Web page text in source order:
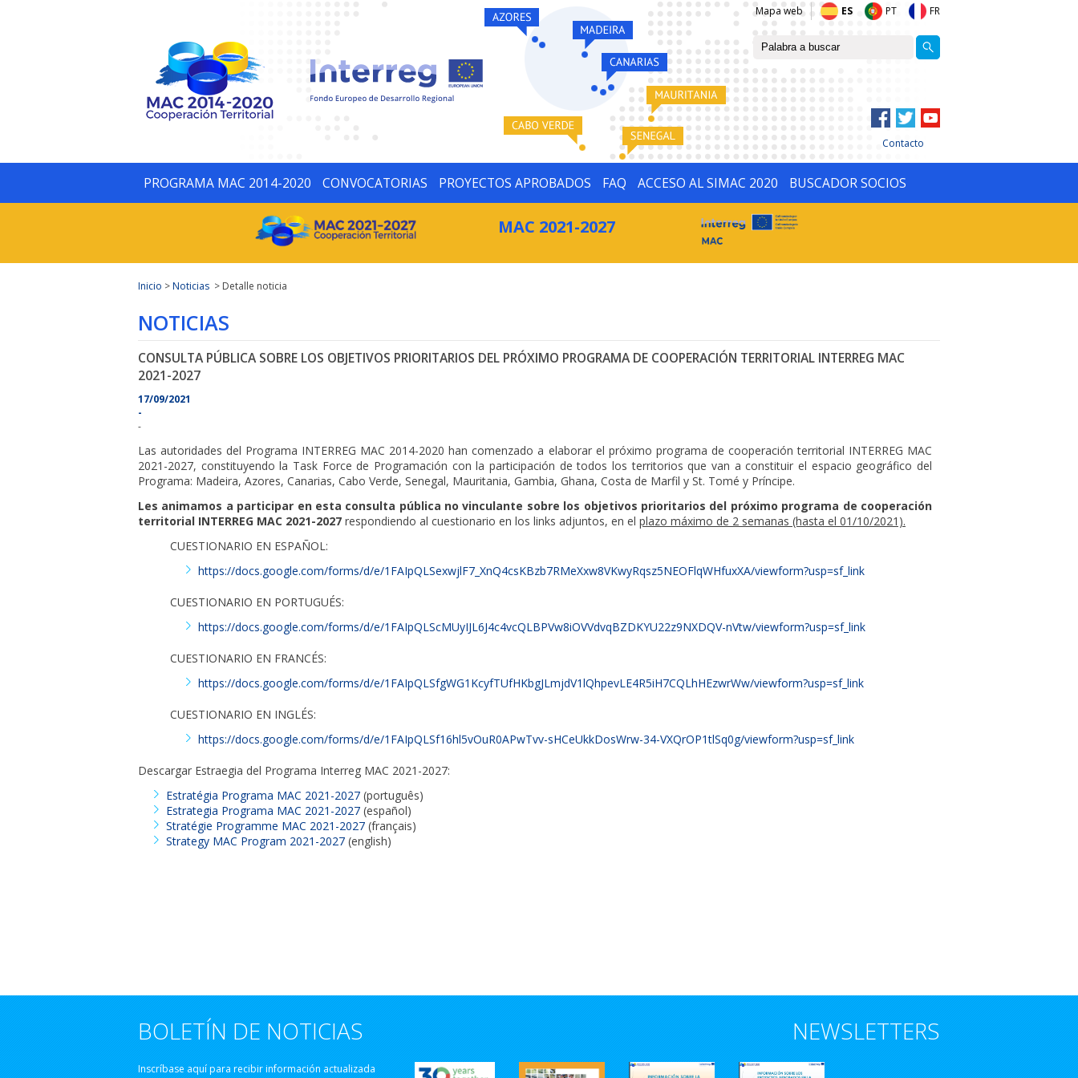
Mapa web ES PT FR
Contacto
PROGRAMA MAC 2014-2020 CONVOCATORIAS PROYECTOS APROBADOS FAQ ACCESO AL SIMAC 2020 BUSCADOR SOCIOS
MAC 2021-2027
Inicio >Noticias > Detalle noticia
NOTICIAS
CONSULTA PÚBLICA SOBRE LOS OBJETIVOS PRIORITARIOS DEL PRÓXIMO PROGRAMA DE COOPERACIÓN TERRITORIAL INTERREG MAC
2021-2027
17/09/2021
-
-
Las autoridades del Programa INTERREG MAC 2014-2020 han comenzado a elaborar el próximo programa de cooperación territorial INTERREG MAC
2021-2027, constituyendo la Task Force de Programación con la participación de todos los territorios que van a constituir el espacio geográfico del
Programa: Madeira, Azores, Canarias, Cabo Verde, Senegal, Mauritania, Gambia, Ghana, Costa de Marfil y St. Tomé y Príncipe.
Les animamos a participar en esta consulta pública no vinculante sobre los objetivos prioritarios del próximo programa de cooperación
territorial INTERREG MAC 2021-2027 respondiendo al cuestionario en los links adjuntos, en el plazo máximo de 2 semanas (hasta el 01/10/2021).
CUESTIONARIO EN ESPAÑOL:
https://docs.google.com/forms/d/e/1FAIpQLSexwjlF7_XnQ4csKBzb7RMeXxw8VKwyRqsz5NEOFlqWHfuxXA/viewform?usp=sf_link
CUESTIONARIO EN PORTUGUÉS:
https://docs.google.com/forms/d/e/1FAIpQLScMUyIJL6J4c4vcQLBPVw8iOVVdvqBZDKYU22z9NXDQV-nVtw/viewform?usp=sf_link
CUESTIONARIO EN FRANCÉS:
https://docs.google.com/forms/d/e/1FAIpQLSfgWG1KcyfTUfHKbgJLmjdV1lQhpevLE4R5iH7CQLhHEzwrWw/viewform?usp=sf_link
CUESTIONARIO EN INGLÉS:
https://docs.google.com/forms/d/e/1FAIpQLSf16hl5vOuR0APwTvv-sHCeUkkDosWrw-34-VXQrOP1tlSq0g/viewform?usp=sf_link
Descargar Estraegia del Programa Interreg MAC 2021-2027:
Estratégia Programa MAC 2021-2027 (português)
Estrategia Programa MAC 2021-2027 (español)
Stratégie Programme MAC 2021-2027 (français)
Strategy MAC Program 2021-2027 (english)
BOLETÍN DE NOTICIAS
Inscríbase aquí para recibir información actualizada
NEWSLETTERS